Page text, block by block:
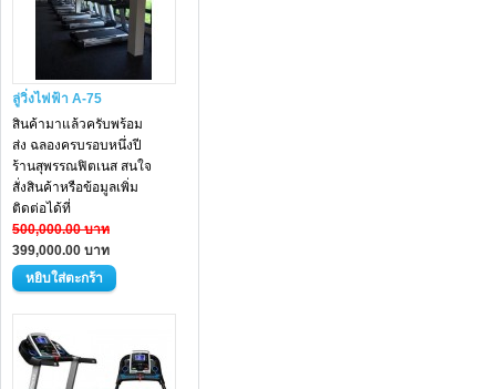
ลู่วิ่งไฟฟ้า A-75
สินค้ามาแล้วครับพร้อม
ส่ง ฉลองครบรอบหนึ่งปี
ร้านสุพรรณฟิตเนส สนใจ
สั่งสินค้าหรือข้อมูลเพิ่ม
ติดต่อได้ที่
500,000.00 บาท
399,000.00 บาท